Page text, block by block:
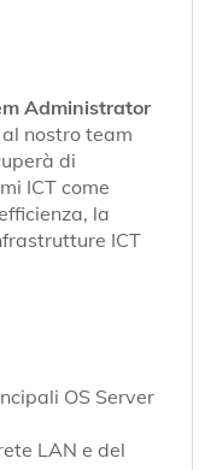
Administrator
nostro team
di
ICT come
la
ICT
OS Server
LAN e del